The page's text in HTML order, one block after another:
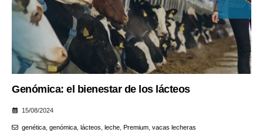
Genómica: el bienestar de los lácteos
15/08/2024
genética, genómica, lácteos leche, Premium, vacas lecheras